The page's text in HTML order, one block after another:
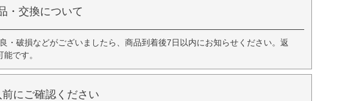
・交換について
破損などがございましたら、商品到着後7日以内にお知らせください。返
です。
前にご確認ください